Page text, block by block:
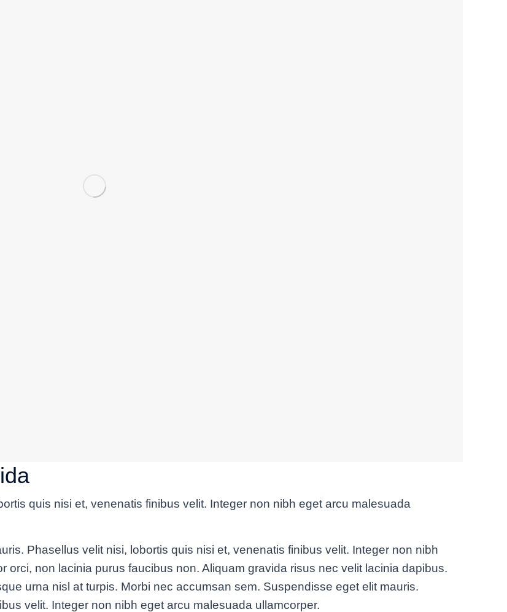
quis nisi et, venenatis finibus velit. Integer non nibh eget arcu malesuada
Phasellus velit nisi, lobortis quis nisi et, venenatis finibus velit. Integer non nibh
orci, non lacinia purus faucibus non. Aliquam gravida risus nec velit lacinia dapibus.
urna nisl at turpis. Morbi nec accumsan sem. Suspendisse eget elit mauris.
velit. Integer non nibh eget arcu malesuada ullamcorper.